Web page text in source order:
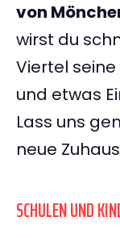
von
wirst du
Viertel
und etwas
Lass uns
neue
SCHULEN UND